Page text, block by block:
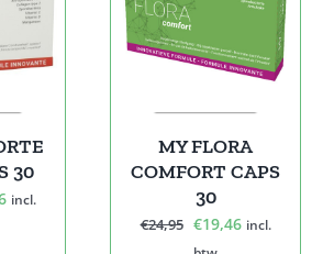
30
Huidige
incl.
MY FLORA
COMFORT CAPS
30
€24,95 Oorspronkelijke
€19,46Huidige
incl.